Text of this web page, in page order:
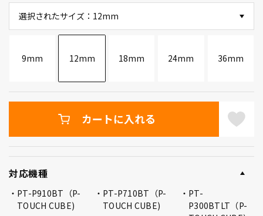
選択されたサイズ：12mm
9mm 12mm 18mm 24mm 36mm
カートに入れる
対応機種
PT-P910BT（P-
TOUCH CUBE)
PT-P710BT（P-
TOUCH CUBE)
PT-
P300BTLT（P-